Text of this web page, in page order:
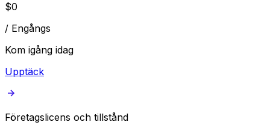
$0
/ Engångs
Kom igång idag
Upptäck
Företagslicens och tillstånd